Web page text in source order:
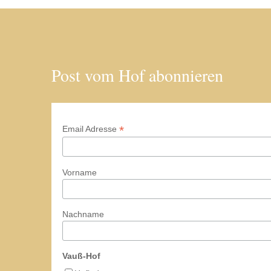
Post vom Hof abonnieren
Email Adresse *
Vorname
Nachname
Vauß-Hof